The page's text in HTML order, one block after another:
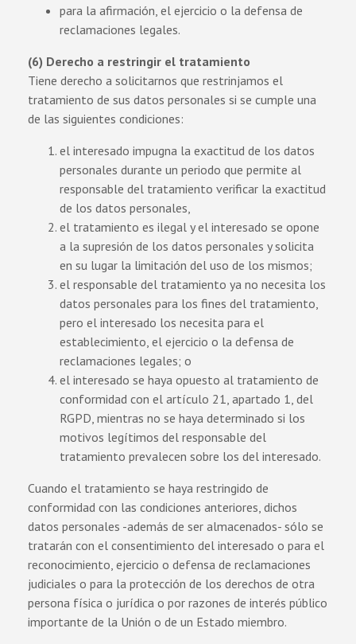
para la afirmación, el ejercicio o la defensa de
reclamaciones legales.
(6) Derecho a restringir el tratamiento
Tiene derecho a solicitarnos que restrinjamos el
tratamiento de sus datos personales si se cumple una
de las siguientes condiciones:
el interesado impugna la exactitud de los datos
personales durante un periodo que permite al
responsable del tratamiento verificar la exactitud
de los datos personales,
el tratamiento es ilegal y el interesado se opone
a la supresión de los datos personales y solicita
en su lugar la limitación del uso de los mismos;
el responsable del tratamiento ya no necesita los
datos personales para los fines del tratamiento,
pero el interesado los necesita para el
establecimiento, el ejercicio o la defensa de
reclamaciones legales; o
el interesado se haya opuesto al tratamiento de
conformidad con el artículo 21, apartado 1, del
RGPD, mientras no se haya determinado si los
motivos legítimos del responsable del
tratamiento prevalecen sobre los del interesado.
Cuando el tratamiento se haya restringido de
conformidad con las condiciones anteriores, dichos
datos personales -además de ser almacenados- sólo se
tratarán con el consentimiento del interesado o para el
reconocimiento, ejercicio o defensa de reclamaciones
judiciales o para la protección de los derechos de otra
persona física o jurídica o por razones de interés público
importante de la Unión o de un Estado miembro.